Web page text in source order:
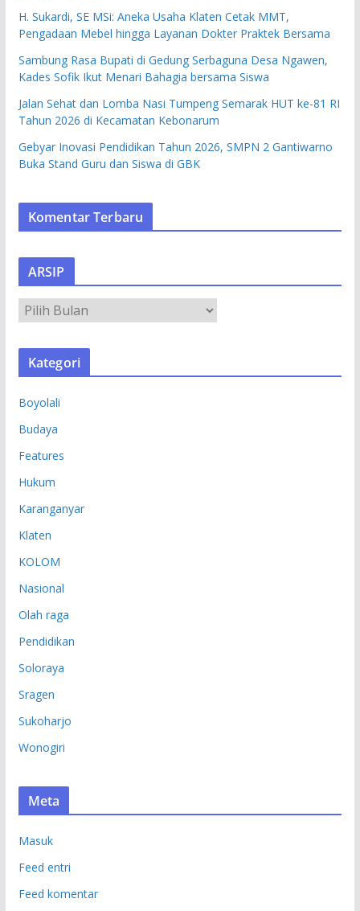
H. Sukardi, SE MSi: Aneka Usaha Klaten Cetak MMT,
Pengadaan Mebel hingga Layanan Dokter Praktek Bersama
Sambung Rasa Bupati di Gedung Serbaguna Desa Ngawen,
Kades Sofik Ikut Menari Bahagia bersama Siswa
Jalan Sehat dan Lomba Nasi Tumpeng Semarak HUT ke-81 RI
Tahun 2026 di Kecamatan Kebonarum
Gebyar Inovasi Pendidikan Tahun 2026, SMPN 2 Gantiwarno
Buka Stand Guru dan Siswa di GBK
Komentar Terbaru
ARSIP
R
S
Kategori
Boyolali
Budaya
Features
Hukum
Karanganyar
Klaten
KOLOM
Nasional
Olah raga
Pendidikan
Soloraya
Sragen
Sukoharjo
Wonogiri
Meta
Masuk
Feed entri
Feed komentar